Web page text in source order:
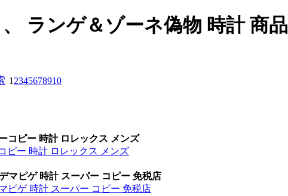
ランゲ＆ゾーネ偽物 時計 商品
1 2345678910
コピー 時計 ロレックス メンズ
ピー 時計 ロレックス メンズ
マピゲ 時計 スーパー コピー 免税店
ピゲ 時計 スーパー コピー 免税店